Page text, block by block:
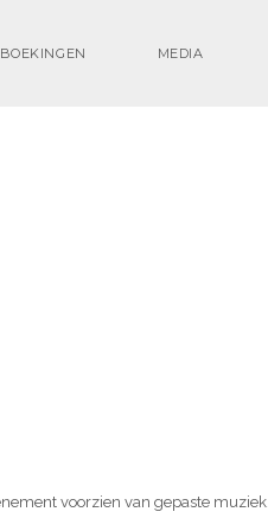
BOEKINGEN MEDIA
voorzien van gepaste muziek.